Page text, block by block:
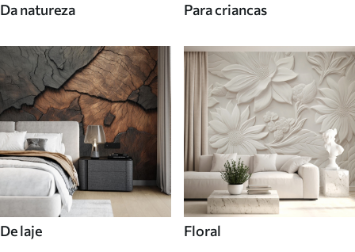
Da natureza Para criancas
De laje Floral